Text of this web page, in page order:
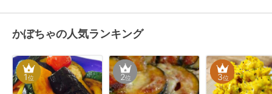
かぼちゃの人気ランキング
1位 2位 3位